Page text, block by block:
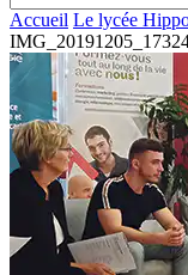
Accueil Le lycée